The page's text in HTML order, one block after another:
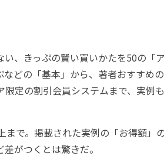
、きっぷの賢い買いかたを50の「
どの「基本」から、著者おすすめ
定の割引会員システムまで、実例
で。掲載された実例の「お得額」
がつくとは驚きだ。